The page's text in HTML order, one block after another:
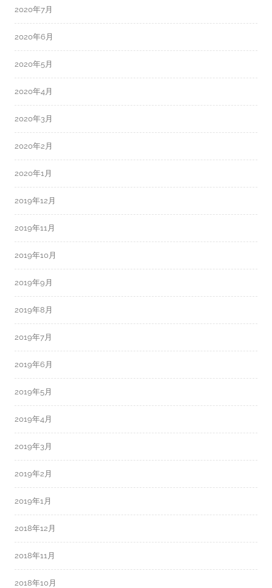
2020年7月
2020年6月
2020年5月
2020年4月
2020年3月
2020年2月
2020年1月
2019年12月
2019年11月
2019年10月
2019年9月
2019年8月
2019年7月
2019年6月
2019年5月
2019年4月
2019年3月
2019年2月
2019年1月
2018年12月
2018年11月
2018年10月